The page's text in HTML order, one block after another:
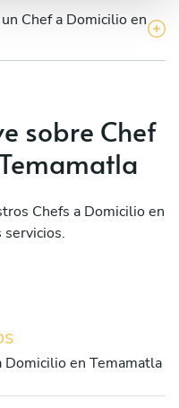
Chef a Domicilio en
sobre Chef
Chefs a Domicilio en
servicios.
Domicilio en Temamatla